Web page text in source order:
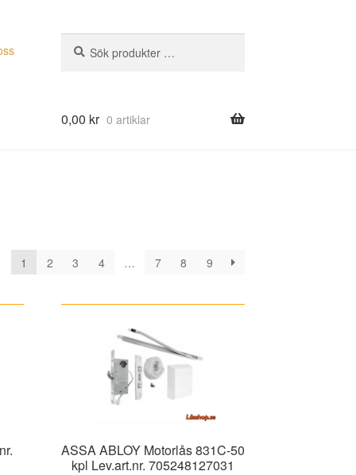
efter:
0,00 kr 0 artiklar
1 2 3 4 … 7 8 9
ASSA ABLOY Motorlås 831C-50
kpl Lev.art.nr. 705248127031